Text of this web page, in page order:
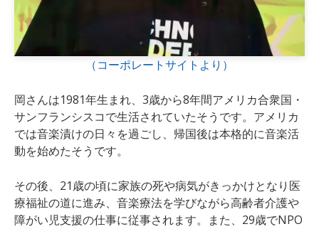
（コーポレートサイトより）
岡さんは1981年生まれ、3歳から8年間アメリカ合衆国・
サンフランシスコで生活されていたそうです。アメリカ
では音楽漬けの日々を過ごし、帰国後は本格的に音楽活
動を始めたそうです。
その後、21歳の頃に家族の死や病気がきっかけとなり医
療福祉の道に進み、音楽療法を学びながら高齢者介護や
障がい児支援の仕事に従事されます。また、29歳でNPO